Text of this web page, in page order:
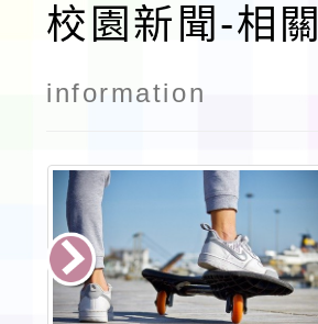
校園新聞-相
information